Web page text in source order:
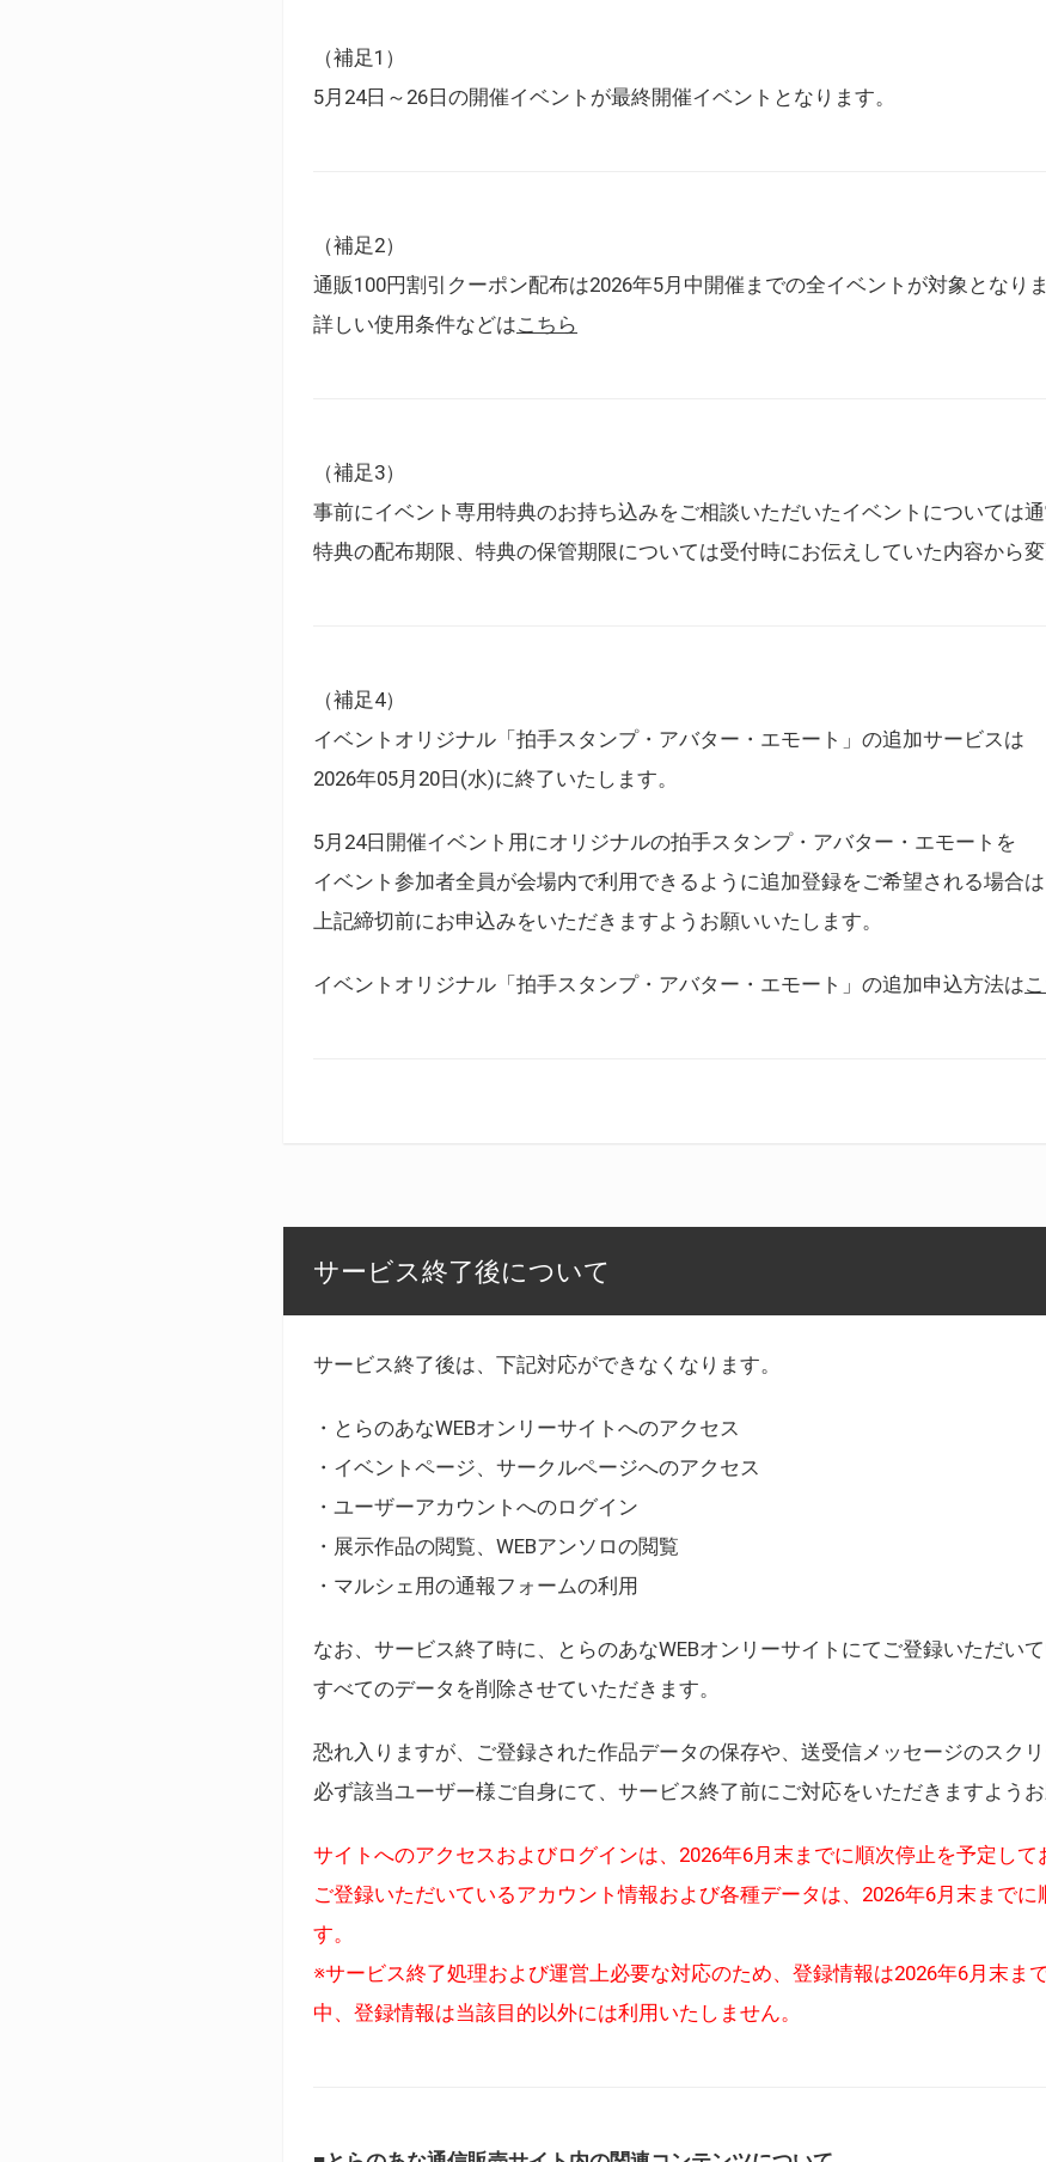
（補足1）
5月24日～26日の開催イベントが最終開催イベントとなります。
（補足2）
通販100円割引クーポン配布は2026年5月中開催までの全イベントが対象となりま
詳しい使用条件などはこちら
（補足3）
事前にイベント専用特典のお持ち込みをご相談いただいたイベントについては通
特典の配布期限、特典の保管期限については受付時にお伝えしていた内容から変
（補足4）
イベントオリジナル「拍手スタンプ・アバター・エモート」の追加サービスは
2026年05月20日(水)に終了いたします。
5月24日開催イベント用にオリジナルの拍手スタンプ・アバター・エモートを
イベント参加者全員が会場内で利用できるように追加登録をご希望される場合は
上記締切前にお申込みをいただきますようお願いいたします。
イベントオリジナル「拍手スタンプ・アバター・エモート」の追加申込方法は
サービス終了後について
サービス終了後は、下記対応ができなくなります。
・とらのあなWEBオンリーサイトへのアクセス
・イベントページ、サークルページへのアクセス
・ユーザーアカウントへのログイン
・展示作品の閲覧、WEBアンソロの閲覧
・マルシェ用の通報フォームの利用
なお、サービス終了時に、とらのあなWEBオンリーサイトにてご登録いただい
すべてのデータを削除させていただきます。
恐れ入りますが、ご登録された作品データの保存や、送受信メッセージのスク
必ず該当ユーザー様ご自身にて、サービス終了前にご対応をいただきますようお
サイトへのアクセスおよびログインは、2026年6月末までに順次停止を予定して
ご登録いただいているアカウント情報および各種データは、2026年6月末までに
す。
※サービス終了処理および運営上必要な対応のため、登録情報は2026年6月末ま
中、登録情報は当該目的以外には利用いたしません。